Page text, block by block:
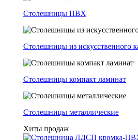
Столешницы ПВХ
Столешницы из искусственного
Столешницы компакт ламинат
Столешницы металлические
Хиты продаж